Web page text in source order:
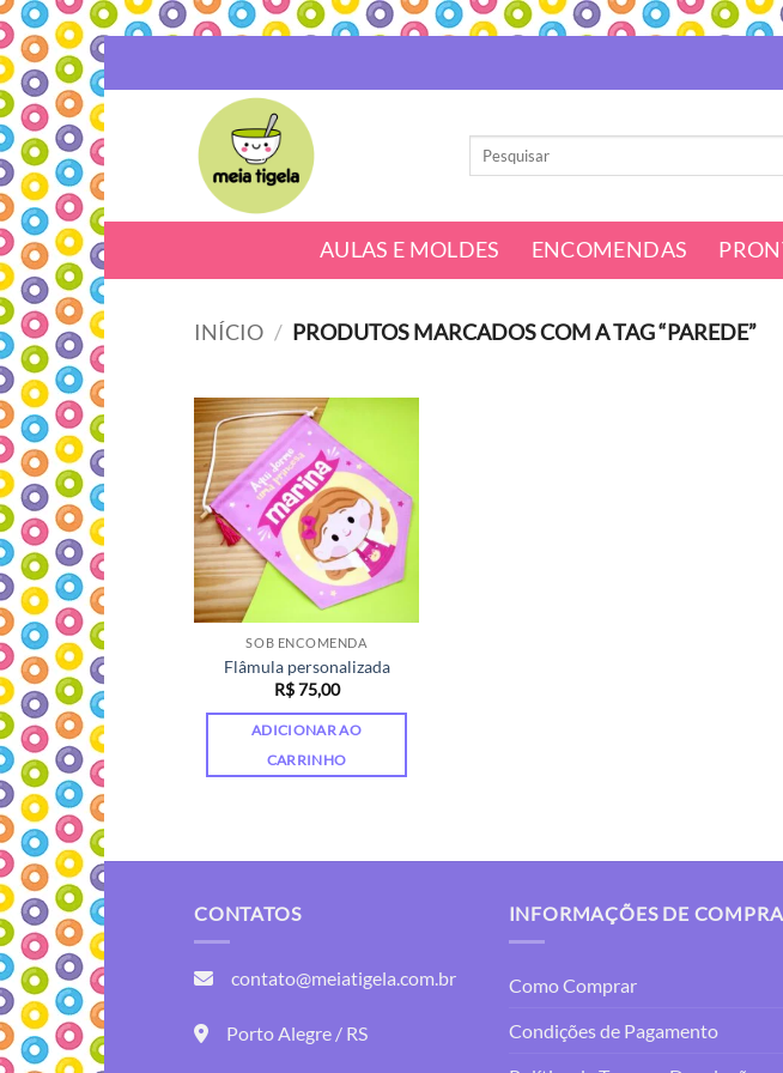
Skip
to
content
Pesquisar
AULAS E MOLDES ENCOMENDAS
INÍCIO / PRODUTOS MARCADOS COM A TAG “PAREDE”
SOB ENCOMENDA
Flâmula personalizada
R$75,00
ADICIONAR AO
CARRINHO
CONTATOS
contato@meiatigela.com.br
Porto Alegre / RS
INFORMAÇÕES DE COMPRA
Como Comprar
Condições de Pagamento